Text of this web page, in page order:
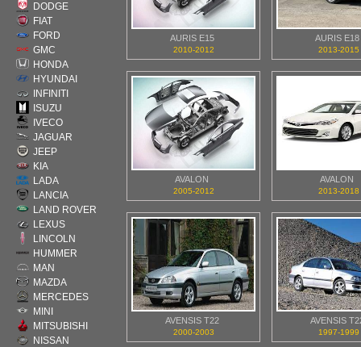
DODGE
FIAT
FORD
GMC
HONDA
HYUNDAI
INFINITI
ISUZU
IVECO
JAGUAR
JEEP
KIA
LADA
LANCIA
LAND ROVER
LEXUS
LINCOLN
HUMMER
MAN
MAZDA
MERCEDES
MINI
MITSUBISHI
NISSAN
AURIS E15
2010-2012
AURIS E18
2013-2015
AVALON
2005-2012
AVALON
2013-2018
AVENSIS T22
2000-2003
AVENSIS
1997-1999